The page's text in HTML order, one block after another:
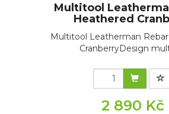
Multitool
Heathered
Multitool Leatherman
CranberryDesign
2 890 Kč